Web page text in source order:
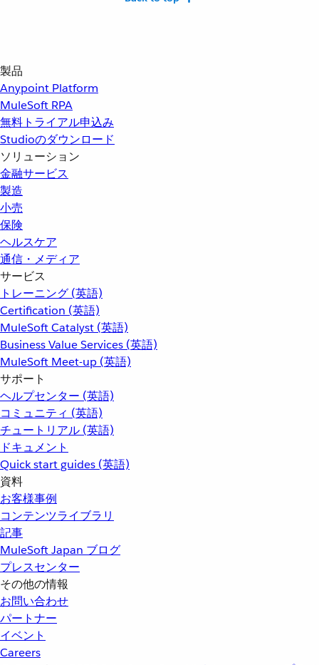
製品
Anypoint Platform
MuleSoft RPA
無料トライアル申込み
Studioのダウンロード
ソリューション
金融サービス
製造
小売
保険
ヘルスケア
通信・メディア
サービス
トレーニング (英語)
Certification (英語)
MuleSoft Catalyst (英語)
Business Value Services (英語)
MuleSoft Meet-up (英語)
サポート
ヘルプセンター (英語)
コミュニティ (英語)
チュートリアル (英語)
ドキュメント
Quick start guides (英語)
資料
お客様事例
コンテンツライブラリ
記事
MuleSoft Japan ブログ
プレスセンター
その他の情報
お問い合わせ
パートナー
イベント
Careers